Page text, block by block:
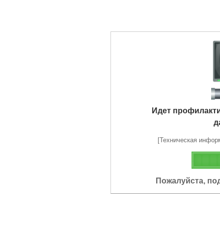
Идет
[Техническая
Пожалуйста,